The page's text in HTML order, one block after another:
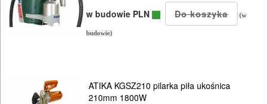
w budowie PLN
(w
budowie)
ATIKA KGSZ210 pilarka piła ukośnica
210mm 1800W